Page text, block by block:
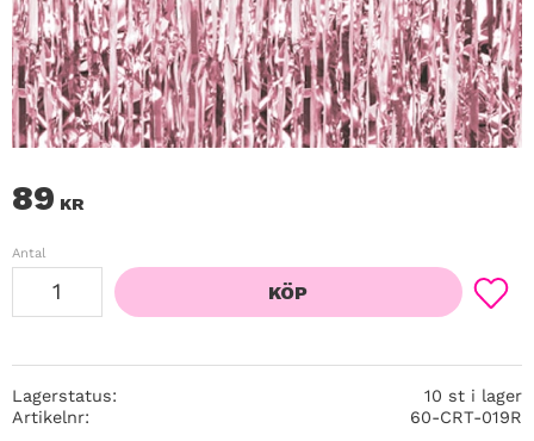
89 KR
Antal
KÖP
Lägg
Lagerstatus
10 st i lager
Artikelnr
60-CRT-019R